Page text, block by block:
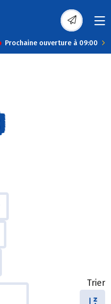
Prochaine ouverture à 09:00
Trier